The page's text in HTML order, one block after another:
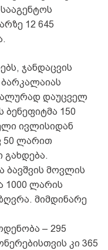
12 645
ჯანდაცვის
დაუცველ
ბენეფიტმა 150
ივლისიდან
50 ლარით
გახდება.
ბავშვის მოვლის
1000 ლარის
მიმდინარე
– 295
კი 365